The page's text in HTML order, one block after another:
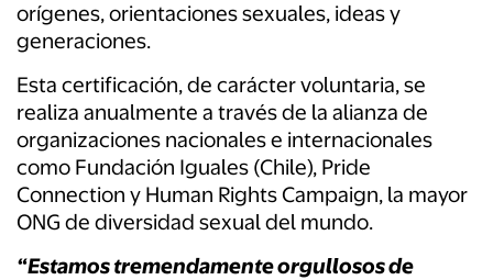
orígenes, orientaciones sexuales, ideas y
generaciones.
Esta certificación, de carácter voluntaria, se
realiza anualmente a través de la alianza de
organizaciones nacionales e internacionales
como Fundación Iguales (Chile), Pride
Connection y Human Rights Campaign, la mayor
ONG de diversidad sexual del mundo.
“Estamos tremendamente orgullosos de